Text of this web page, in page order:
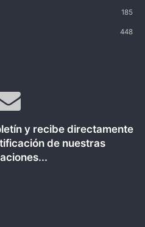
185
448
y recibe directamente
de nuestras